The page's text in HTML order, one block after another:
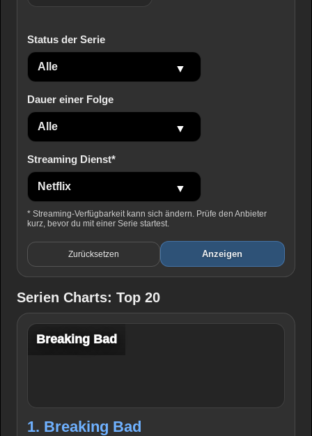
Status der Serie
Dauer einer Folge
Streaming Dienst*
* Streaming-Verfügbarkeit kann sich ändern. Prüfe den Anbieter
kurz, bevor du mit einer Serie startest.
Zurücksetzen Anzeigen
Serien Charts: Top 20
Breaking Bad
1. Breaking Bad